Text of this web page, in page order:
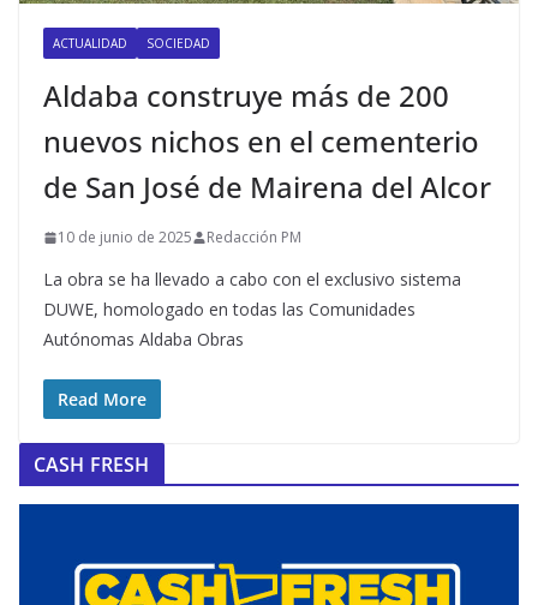
ACTUALIDAD SOCIEDAD
Aldaba construye más de 200
nuevos nichos en el cementerio
de San José de Mairena del Alcor
10 de junio de 2025 Redacción PM
La obra se ha llevado a cabo con el exclusivo sistema
DUWE, homologado en todas las Comunidades
Autónomas Aldaba Obras
Read More
CASH FRESH